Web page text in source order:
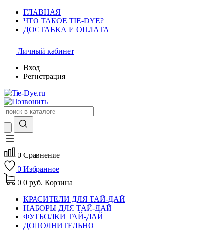
ГЛАВНАЯ
ЧТО ТАКОЕ TIE-DYE?
ДОСТАВКА И ОПЛАТА
Личный кабинет
Вход
Регистрация
0 Сравнение
0 Избранное
0 0 руб. Корзина
КРАСИТЕЛИ ДЛЯ ТАЙ-ДАЙ
НАБОРЫ ДЛЯ ТАЙ-ДАЙ
ФУТБОЛКИ ТАЙ-ДАЙ
ДОПОЛНИТЕЛЬНО